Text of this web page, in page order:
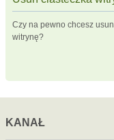
Czy na pewno chcesz
witrynę?
KANAŁ